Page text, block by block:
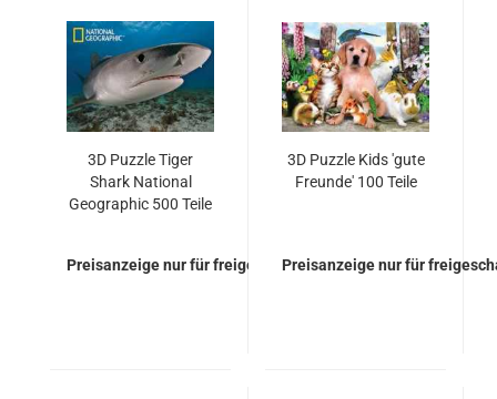
3D Puzzle Tiger
Shark National
Geographic 500 Teile
Preisanzeige nur für freigeschaltete Kunden
3D Puzzle Kids 'gute
Freunde' 100 Teile
Preisanzeige nur für